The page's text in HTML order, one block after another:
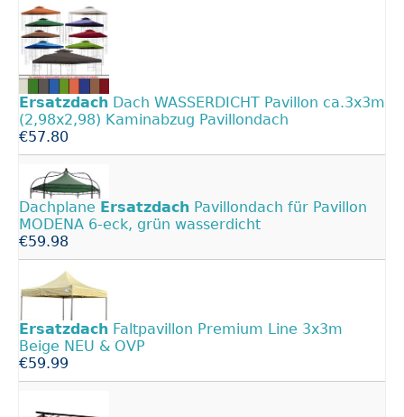
Ersatzdach Dach WASSERDICHT Pavillon ca.3x3m
(2,98x2,98) Kaminabzug Pavillondach
€57.80
Dachplane Ersatzdach Pavillondach für Pavillon
MODENA 6-eck, grün wasserdicht
€59.98
Ersatzdach Faltpavillon Premium Line 3x3m
Beige NEU & OVP
€59.99